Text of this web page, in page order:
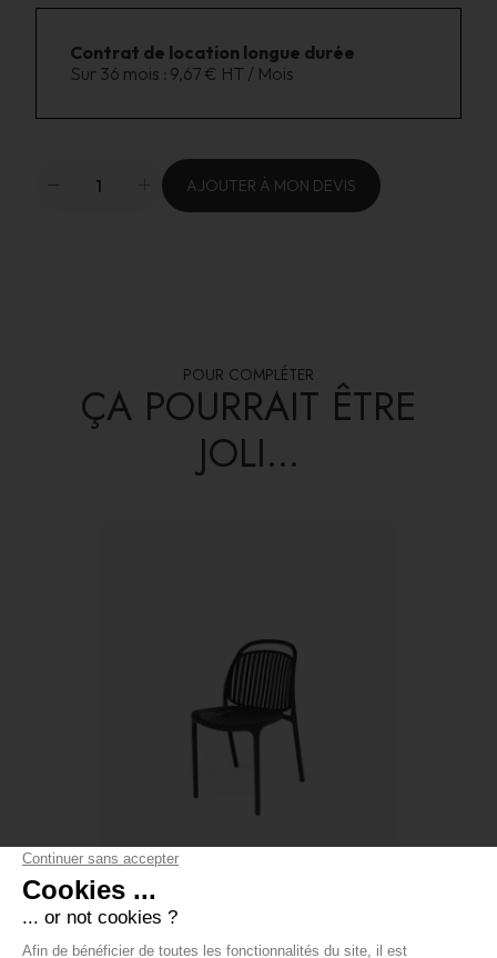
Contrat de location longue durée
Sur 36 mois : 9,67 € HT / Mois
AJOUTER À MON DEVIS
POUR COMPLÉTER
ÇA POURRAIT ÊTRE
JOLI...